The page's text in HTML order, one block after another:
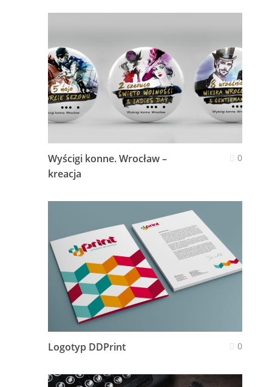
Wyścigi konne. Wrocław –
kreacja
0
Logotyp DDPrint 0